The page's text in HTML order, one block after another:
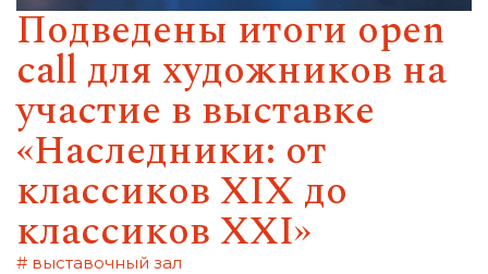
Подведены итоги open
call для художников на
участие в выставке
«Наследники: от
классиков XIX до
классиков XXI»
# выставочный зал